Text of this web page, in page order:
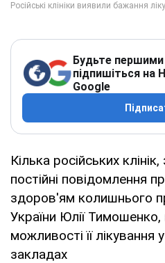
Будьте першими
підпишіться на
Google
Кілька російських
постійні повідомлення
здоров'ям колишнього
України Юлії
можливості її лікування
закладах